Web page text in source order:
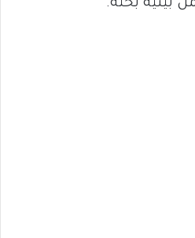
بيئية بحتة.